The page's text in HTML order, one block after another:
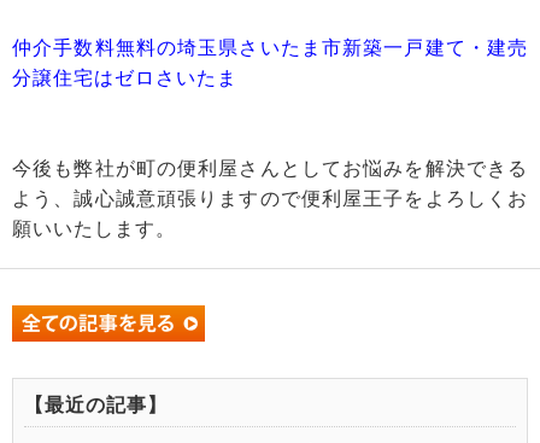
仲介手数料無料の埼玉県さいたま市新築一戸建て・建売
分譲住宅はゼロさいたま
今後も弊社が町の便利屋さんとしてお悩みを解決できる
よう、誠心誠意頑張りますので便利屋王子をよろしくお
願いいたします。
【最近の記事】